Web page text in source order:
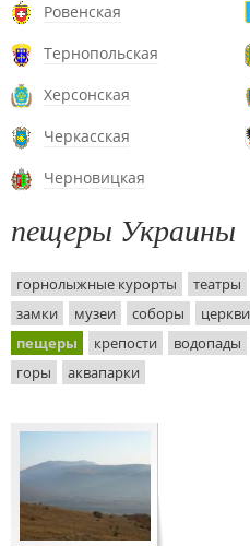
Ровенская
Тернопольская
Херсонская
Черкасская
Черновицкая
пещеры Украины
горнолыжные курорты театры
замки
музеи соборы церкви
пещеры
крепости водопады
горы
аквапарки